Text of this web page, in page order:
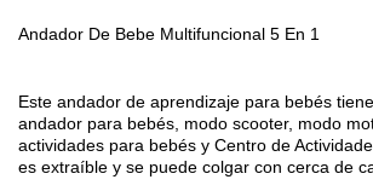
Andador De Bebe Multifuncional 5 En 1
Este andador de aprendizaje para bebés
andador para bebés, modo scooter, modo
actividades para bebés y Centro de
es extraíble y se puede colgar con cerca de